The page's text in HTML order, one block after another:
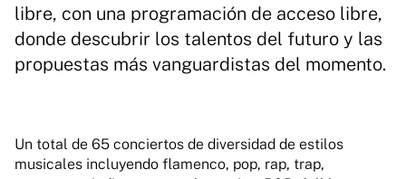
libre, con una programación de acceso libre,
donde descubrir los talentos del futuro y las
propuestas más vanguardistas del momento.
Un total de 65 conciertos de diversidad de estilos
musicales incluyendo flamenco, pop, rap, trap,